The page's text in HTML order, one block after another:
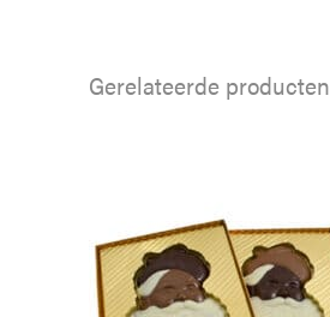
Gerelateerde producten